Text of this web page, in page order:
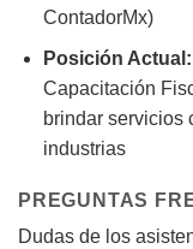
ContadorMx)
Posición Actual:
Capacitación
brindar servicios
industrias
PREGUNTAS
Dudas de los